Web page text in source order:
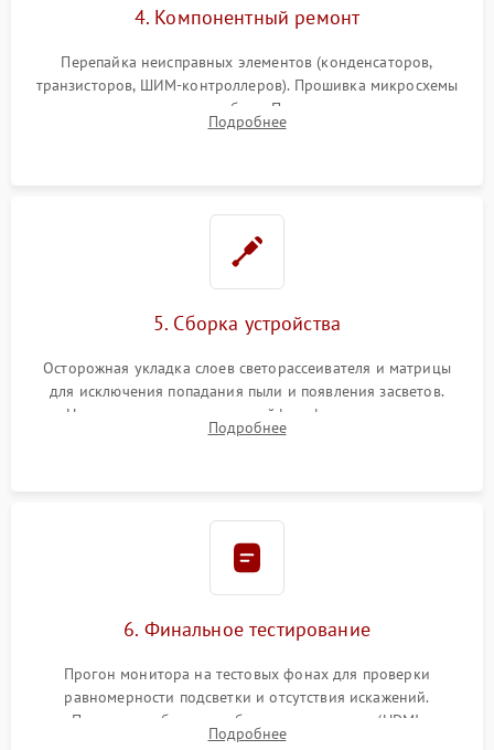
4. Компонентный ремонт
Перепайка неисправных элементов (конденсаторов,
транзисторов, ШИМ-контроллеров). Прошивка микросхемы
памяти при программных сбоях. При поломке подсветки —
разборка матрицы и замена выгоревших светодиодов.
Подробнее
5. Сборка устройства
Осторожная укладка слоев светорассеивателя и матрицы
для исключения попадания пыли и появления засветов.
Надежное подключение шлейфов, фиксация плат и
аккуратное защелкивание пластикового корпуса монитора.
Подробнее
6. Финальное тестирование
Прогон монитора на тестовых фонах для проверки
равномерности подсветки и отсутствия искажений.
Проверка работоспособности всех портов (HDMI,
DisplayPort, VGA) и кнопок управления под нагрузкой в
Подробнее